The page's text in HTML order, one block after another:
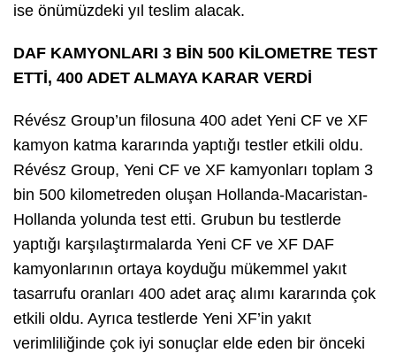
ise önümüzdeki yıl teslim alacak.
DAF KAMYONLARI 3 BİN 500 KİLOMETRE TEST
ETTİ, 400 ADET ALMAYA KARAR VERDİ
Révész Group’un filosuna 400 adet Yeni CF ve XF
kamyon katma kararında yaptığı testler etkili oldu.
Révész Group, Yeni CF ve XF kamyonları toplam 3
bin 500 kilometreden oluşan Hollanda-Macaristan-
Hollanda yolunda test etti. Grubun bu testlerde
yaptığı karşılaştırmalarda Yeni CF ve XF DAF
kamyonlarının ortaya koyduğu mükemmel yakıt
tasarrufu oranları 400 adet araç alımı kararında çok
etkili oldu. Ayrıca testlerde Yeni XF’in yakıt
verimliliğinde çok iyi sonuçlar elde eden bir önceki